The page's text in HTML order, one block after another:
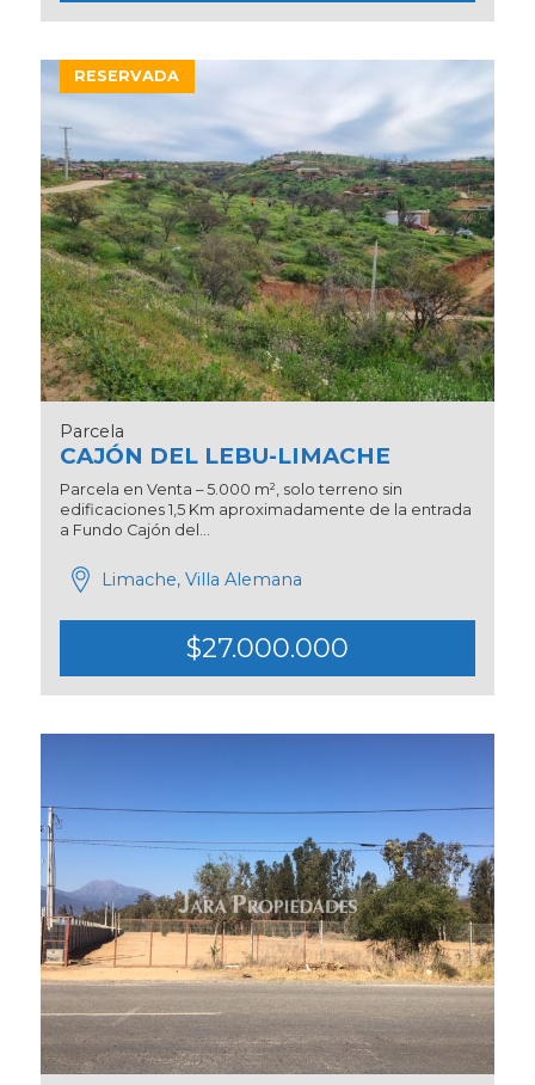
RESERVADA
Parcela
CAJÓN DEL LEBU-LIMACHE
Parcela en Venta – 5.000 m², solo terreno sin
edificaciones 1,5 Km aproximadamente de la entrada
a Fundo Cajón del...
Limache, Villa Alemana
$27.000.000